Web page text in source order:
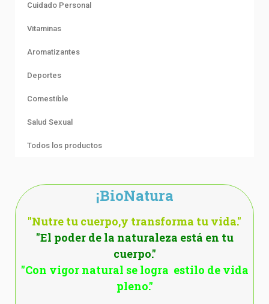
Cuidado Personal
Vitaminas
Aromatizantes
Deportes
Comestible
Salud Sexual
Todos los productos
¡BioNatura
"Nutre tu cuerpo,y transforma tu vida."
"El poder de la naturaleza está en tu
cuerpo."
"Con vigor natural se logra estilo de vida
pleno."